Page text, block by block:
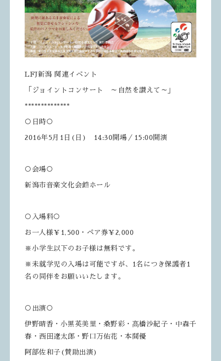
LFJ新潟 関連イベント
「ジョイントコンサート ～自然を讃えて～」
**************
○日時○
2016年5月1日(日) 14:30開場／15:00開演
○会場○
新潟市音楽文化会館ホール
○入場料○
お一人様￥1,500・ペア券￥2,000
※小学生以下のお子様は無料です。
※未就学児の入場は可能ですが、1名につき保護者1
名の同伴をお願いいたします。
○出演○
伊野晴香・小黒英美里・桑野彩・髙橋沙紀子・中森千
春・西田遼太郎・野口万佑花・本間優
阿部佐和子(賛助出演)